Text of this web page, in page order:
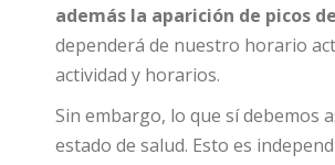
además la aparición de picos
dependerá de nuestro horario
actividad y horarios.
Sin embargo, lo que sí debemos
estado de salud. Esto es